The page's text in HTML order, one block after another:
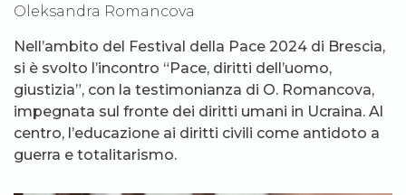
Oleksandra Romancova
Nell’ambito del Festival della Pace 2024 di Brescia,
si è svolto l’incontro “Pace, diritti dell’uomo,
giustizia”, con la testimonianza di O. Romancova,
impegnata sul fronte dei diritti umani in Ucraina. Al
centro, l’educazione ai diritti civili come antidoto a
guerra e totalitarismo.